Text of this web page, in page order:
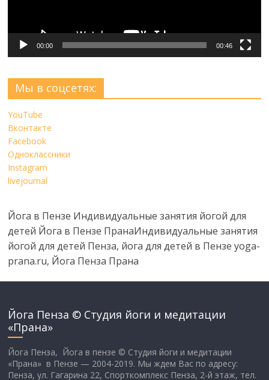
00:00 00:46
Мы в соцсетях:
YouTube
Вконтакте
Facebook
Одноклассники
Instagram
livejournal
Йога в Пензе Индивидуальные занятия йогой для
детей Йога в Пензе ПранаИндивидуальные занятия
йогой для детей Пенза, йога для детей в Пензе yoga-
prana.ru, Йога Пенза Прана
Йога Пенза © Студия йоги и медитации
«Прана»
Йога Пенза, Йога в пензе © Студия йоги и медитации
«Прана» в Пензе — 2004-2019. Мы ждем Вас по адресу:
Пенза, ул. Гагарина 22, Спорткомплекс Пенза, 2-й этаж, тел.